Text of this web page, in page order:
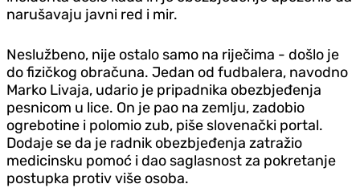
narušavaju javni red i mir.
Neslužbeno, nije ostalo samo na riječima - došlo je
do fizičkog obračuna. Jedan od fudbalera, navodno
Marko Livaja, udario je pripadnika obezbjeđenja
pesnicom u lice. On je pao na zemlju, zadobio
ogrebotine i polomio zub, piše slovenački portal.
Dodaje se da je radnik obezbjeđenja zatražio
medicinsku pomoć i dao saglasnost za pokretanje
postupka protiv više osoba.